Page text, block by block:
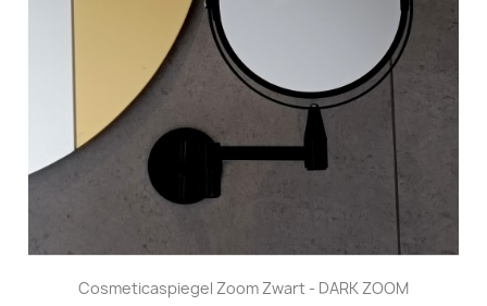
Cosmeticaspiegel Zoom Zwart - DARK ZOOM